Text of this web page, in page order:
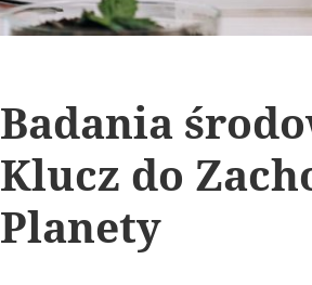
Badania
Klucz do
Planety